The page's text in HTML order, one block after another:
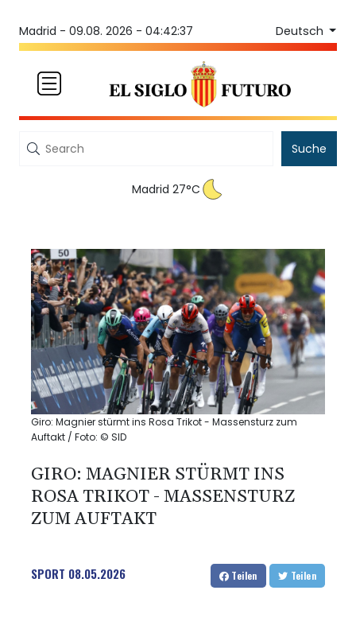
Madrid - 09.08. 2026 - 04:42:37 Deutsch
Suche
Madrid 27°C
Giro: Magnier stürmt ins Rosa Trikot - Massensturz zum
Auftakt / Foto: © SID
GIRO: MAGNIER STÜRMT INS
ROSA TRIKOT - MASSENSTURZ
ZUM AUFTAKT
SPORT 08.05.2026 Teilen Teilen